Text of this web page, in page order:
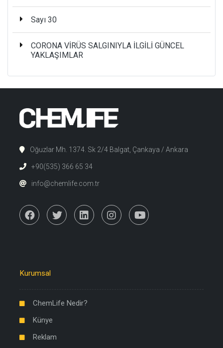
Sayı 30
CORONA VİRÜS SALGINIYLA İLGİLİ GÜNCEL
YAKLAŞIMLAR
Oğuzlar Mh. 1374. Sk 2/4 Balgat, Çankaya / Ankara
+90(535) 366 65 34
info@chemlife.com.tr
Kurumsal
ChemLife Nedir?
Künye
Reklam